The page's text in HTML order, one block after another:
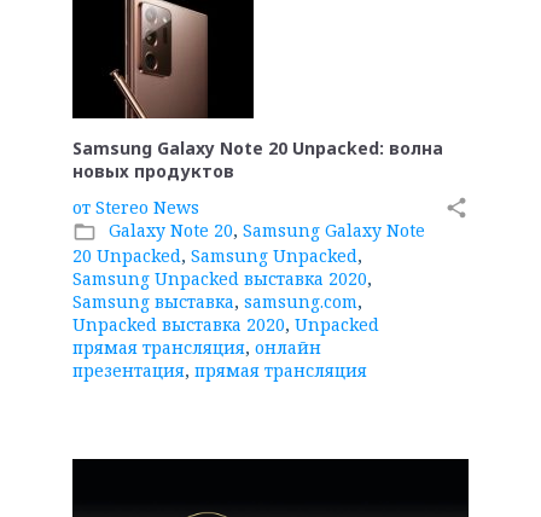
Samsung Galaxy Note 20 Unpacked: волна
новых продуктов
от Stereo News
folder_open Galaxy Note 20, Samsung Galaxy Note
20 Unpacked, Samsung Unpacked,
Samsung Unpacked выставка 2020,
Samsung выставка, samsung.com,
Unpacked выставка 2020, Unpacked
прямая трансляция, онлайн
презентация, прямая трансляция
share